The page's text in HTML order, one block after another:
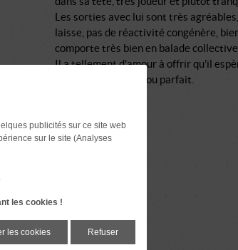
Les sorties avec lui sont très
laisse, pas de réactivité congénère,
comporte très bien en balade collective.
Il a tellement d'amour à offrir qu'il
remarqué, lui le malou parfait.
publicités sur ce site web
sur le site (Analyses
les cookies !
les cookies Refuser